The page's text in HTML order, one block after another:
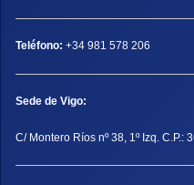
Teléfono: +34 981 578 206
Sede de Vigo:
C/ Montero Ríos nº 38, 1º Izq. C.P.: